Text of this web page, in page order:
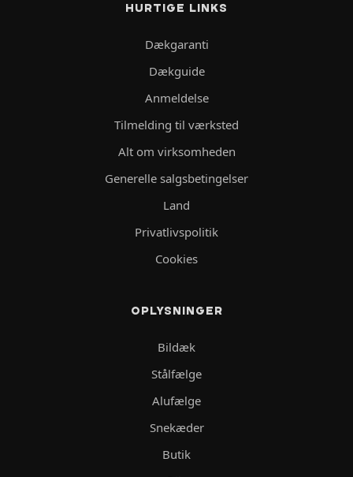
HURTIGE LINKS
Dækgaranti
Dækguide
Anmeldelse
Tilmelding til værksted
Alt om virksomheden
Generelle salgsbetingelser
Land
Privatlivspolitik
Cookies
OPLYSNINGER
Bildæk
Stålfælge
Alufælge
Snekæder
Butik